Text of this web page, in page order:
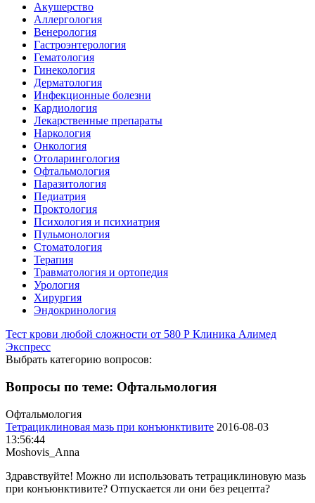
Акушерство
Аллергология
Венерология
Гастроэнтерология
Гематология
Гинекология
Дерматология
Инфекционные болезни
Кардиология
Лекарственные препараты
Наркология
Онкология
Отоларингология
Офтальмология
Паразитология
Педиатрия
Проктология
Психология и психиатрия
Пульмонология
Стоматология
Терапия
Травматология и ортопедия
Урология
Хирургия
Эндокринология
Тест крови любой сложности от 580 Р Клиника Алимед
Экспресс
Выбрать категорию вопросов:
Вопросы по теме: Офтальмология
Офтальмология
Тетрациклиновая мазь при конъюнктивите 2016-08-03
13:56:44
Moshovis_Anna
Здравствуйте! Можно ли использовать тетрациклиновую мазь
при конъюнктивите? Отпускается ли они без рецепта?